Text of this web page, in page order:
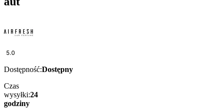
5.0
Dostępność:Dostępny
Czas
wysyłki:24
godziny